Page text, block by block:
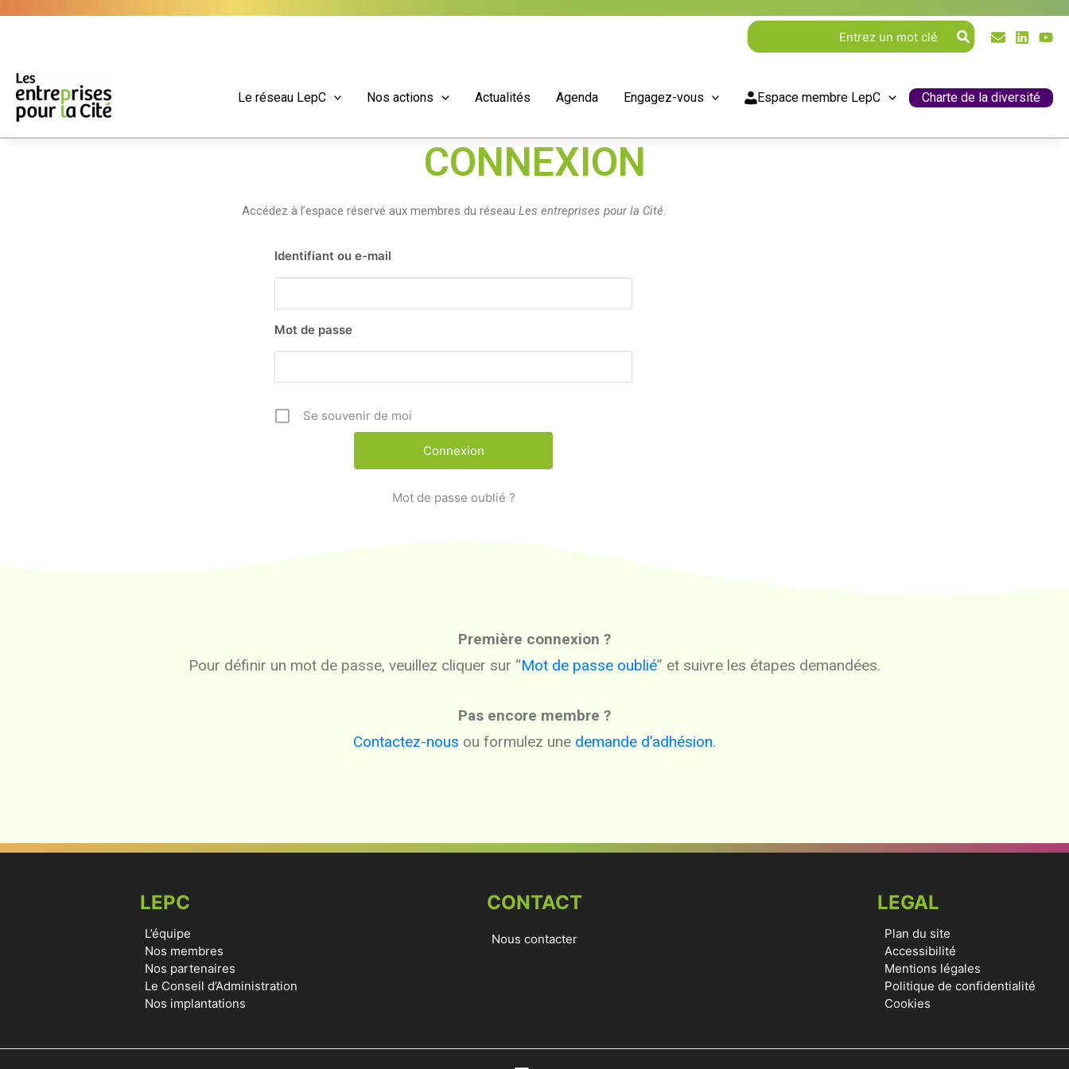
Rechercher:
Le réseau LepC Nos actions Actualités Agenda Engagez-vous Espace membre LepC Charte de la diversité
CONNEXION
Accédez à l’espace réservé aux membres du réseau Les entreprises pour la Cité.
Identifiant ou e-mail
Mot de passe
Se souvenir de moi
Mot de passe oublié ?
Première connexion ?
Pour définir un mot de passe, veuillez cliquer sur “Mot de passe oublié” et suivre les étapes demandées.
Pas encore membre ?
Contactez-nous ou formulez une demande d’adhésion.
LEPC
L’équipe
Nos membres
Nos partenaires
Le Conseil d’Administration
Nos implantations
CONTACT
Nous contacter
LEGAL
Plan du site
Accessibilité
Mentions légales
Politique de confidentialité
Cookies